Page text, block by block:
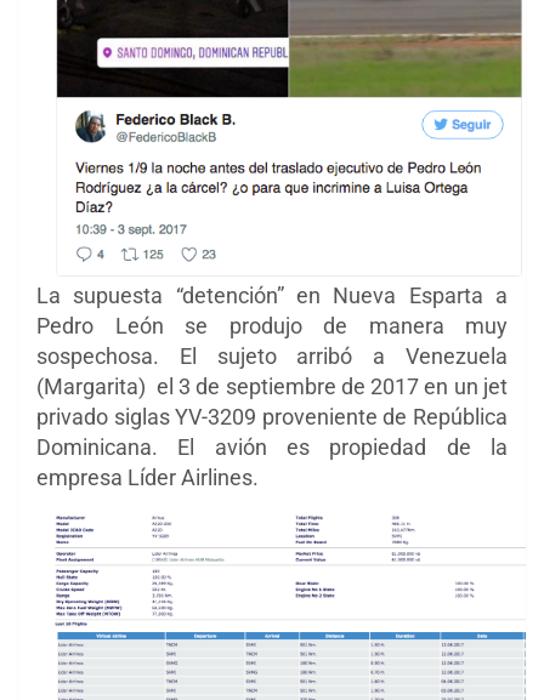
La supuesta “detención” en Nueva Esparta a
Pedro León se produjo de manera muy
sospechosa. El sujeto arribó a Venezuela
(Margarita) el 3 de septiembre de 2017 en un jet
privado siglasYV-3209 proveniente de República
Dominicana. El avión es propiedad de la
empresa Líder Airlines.